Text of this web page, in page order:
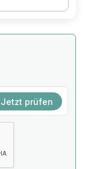
Jetzt prüfen